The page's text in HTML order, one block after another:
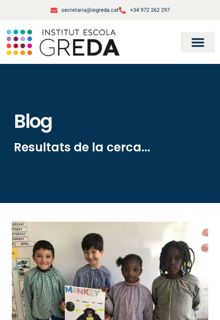
secretaria@iegreda.cat +34 972 262 297
Blog
Resultats de la cerca...